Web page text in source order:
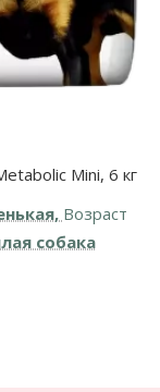
Mini, 6 кг
Возраст
собака